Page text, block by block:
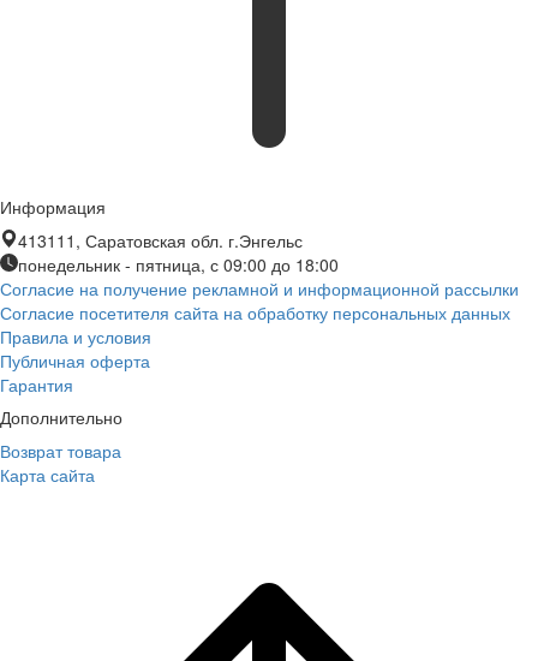
Информация
413111, Саратовская обл. г.Энгельс
понедельник - пятница, с 09:00 до 18:00
Согласие на получение рекламной и информационной рассылки
Согласие посетителя сайта на обработку персональных данных
Правила и условия
Публичная оферта
Гарантия
Дополнительно
Возврат товара
Карта сайта